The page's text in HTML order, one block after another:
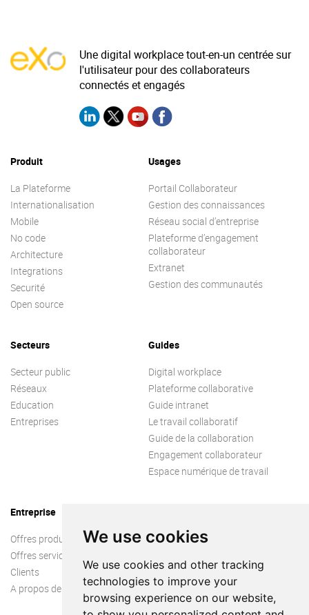
We use cookies
We use cookies and other tracking
technologies to improve your
browsing experience on our website,
Une digital workplace tout-en-un centrée sur
l'utilisateur pour des collaborateurs
connectés et engagés
Produit
La Plateforme
Internationalisation
Mobile
No code
Architecture
Integrations
Securité
Open source
Usages
Portail Collaborateur
Gestion des connaissances
Réseau social d’entreprise
Plateforme d’engagement
collaborateur
Extranet
Gestion des communautés
Secteurs
Secteur public
Réseaux
Education
Entreprises
Guides
Digital workplace
Plateforme collaborative
Guide intranet
Le travail collaboratif
Guide de la collaboration
Engagement collaborateur
Espace numérique de travail
Entreprise
Offres produit
Offres services
Clients
A propos de nous